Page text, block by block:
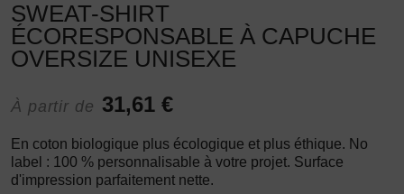
SWEAT-SHIRT
ÉCORESPONSABLE À CAPUCHE
OVERSIZE UNISEXE
À partir de 31,61 €
En coton biologique plus écologique et plus éthique. No
label : 100 % personnalisable à votre projet. Surface
d'impression parfaitement nette.